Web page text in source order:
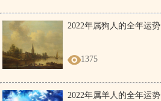
2022年属狗人的全年运势
1375
2022年属羊人的全年运势